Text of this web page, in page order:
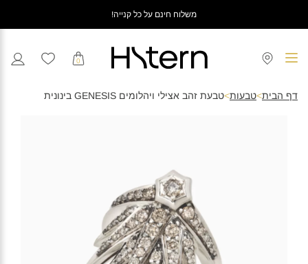
משלוח חינם על כל קנייה!
0
דף הבית>טבעות>טבעת זהב אצילי ויהלומים GENESIS בינונית